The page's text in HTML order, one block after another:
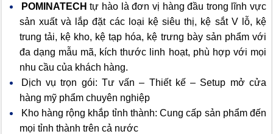
POMINATECHtự hào là đơn vị hàng đầu trong lĩnh vực
sản xuất và lắp đặt các loại kệ siêu thị, kệ sắt V lỗ, kệ
trung tải, kệ kho, kệ tạp hóa, kệ trưng bày sản phẩm với
đa dạng mẫu mã, kích thước linh hoạt, phù hợp với mọi
nhu cầu của khách hàng.
Dịch vụ trọn gói: Tư vấn – Thiết kế – Setup mở cửa
hàng mỹ phẩm chuyên nghiệp
Kho hàng rộng khắp tỉnh thành: Cung cấp sản phẩm đến
mọi tỉnh thành trên cả nước